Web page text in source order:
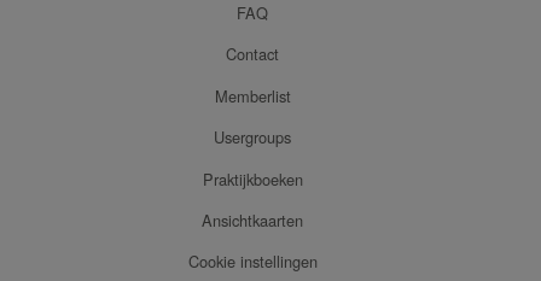
FAQ
Contact
Memberlist
Usergroups
Praktijkboeken
Ansichtkaarten
Cookie instellingen